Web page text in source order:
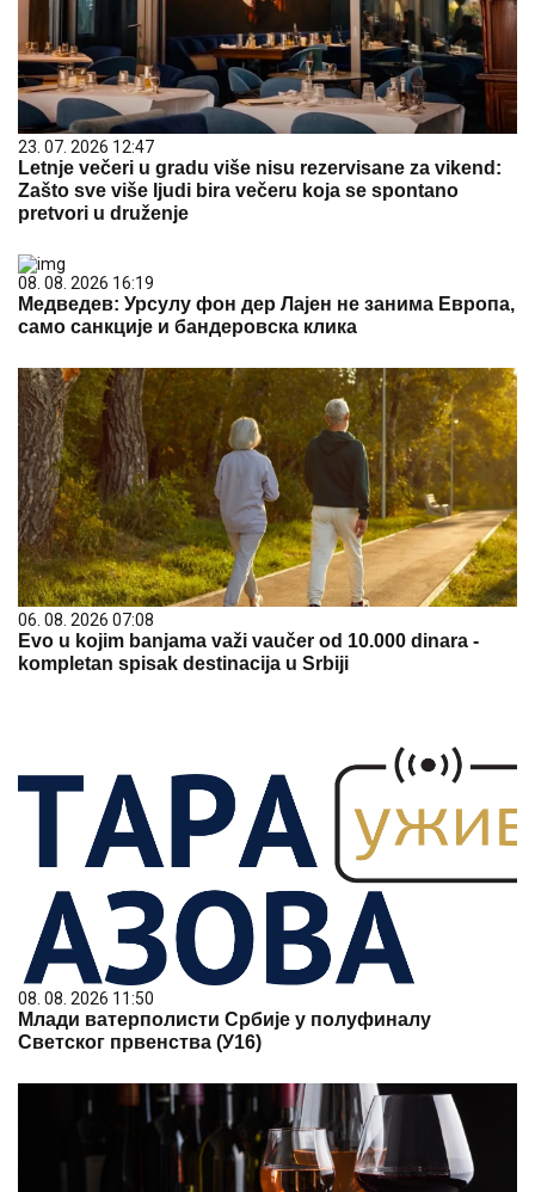
23. 07. 2026 12:47
Letnje večeri u gradu više nisu rezervisane za vikend:
Zašto sve više ljudi bira večeru koja se spontano
pretvori u druženje
08. 08. 2026 16:19
Медведев: Урсулу фон дер Лајен не занима Европа,
само санкције и бандеровска клика
06. 08. 2026 07:08
Evo u kojim banjama važi vaučer od 10.000 dinara -
kompletan spisak destinacija u Srbiji
08. 08. 2026 11:50
Млади ватерполисти Србије у полуфиналу
Светског првенства (У16)